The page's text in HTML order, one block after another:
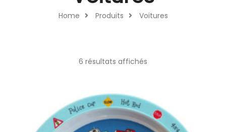
Home Produits Voitures
6 résultats affichés